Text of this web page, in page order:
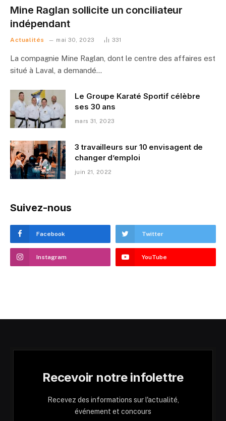
Mine Raglan sollicite un conciliateur
indépendant
Actualités mai 30, 2023 331
La compagnie Mine Raglan, dont le centre des affaires est
situé à Laval, a demandé…
Le Groupe Karaté Sportif célèbre
ses 30 ans
mars 31, 2023
3 travailleurs sur 10 envisagent de
changer d’emploi
juin 21, 2022
Suivez-nous
Facebook Twitter
Instagram YouTube
Recevoir notre infolettre
Recevez des informations sur l'actualité,
événement et concours